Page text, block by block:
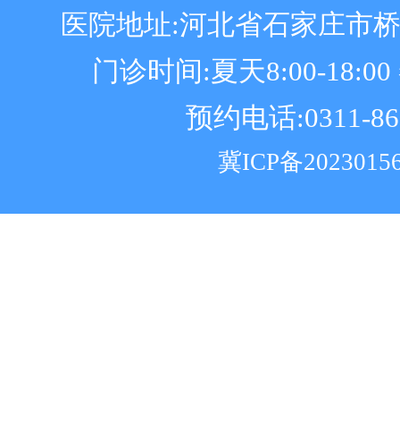
医院地址:河北省石家庄市
门诊时间:夏天8:00-18:00
预约电话:0311-
冀ICP备